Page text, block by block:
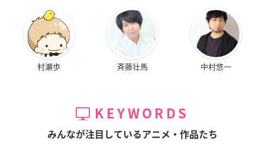
村瀬歩 斉藤壮馬 中村悠一
KEYWORDS
みんなが注目しているアニメ・作品たち